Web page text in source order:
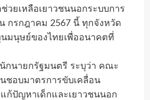
วยเหลือเยาวชนนอกระบบการ
กรกฎาคม 2567 นี้ ทุกจังหวัด
มนุษย์ของไทยเพื่ออนาคตที่
กนายกรัฐมนตรี ระบุว่า คณะ
ชอบมาตรการขับเคลื่อน
แก้ปัญหาเด็กและเยาวชนนอก